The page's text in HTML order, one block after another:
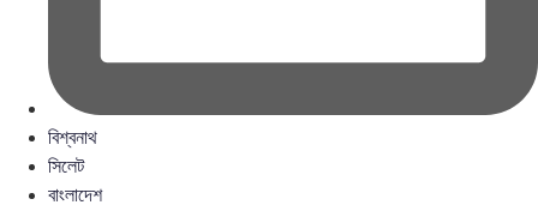
বিশ্বনাথ
সিলেট
বাংলাদেশ